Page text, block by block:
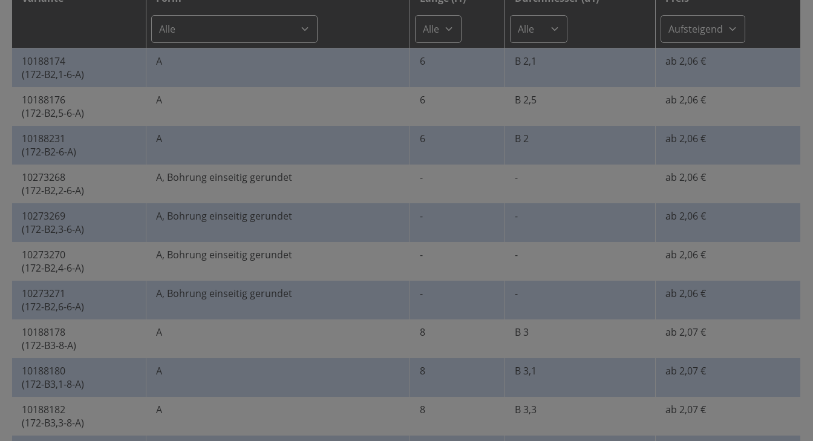
10188174
(172-B2,1-6-A)
A 6 B 2,1 ab 2,06 €
10188176
(172-B2,5-6-A)
A 6 B 2,5 ab 2,06 €
10188231
(172-B2-6-A)
A 6 B 2 ab 2,06 €
10273268
(172-B2,2-6-A)
A, Bohrung einseitig gerundet - - ab 2,06 €
10273269
(172-B2,3-6-A)
A, Bohrung einseitig gerundet - - ab 2,06 €
10273270
(172-B2,4-6-A)
A, Bohrung einseitig gerundet - - ab 2,06 €
10273271
(172-B2,6-6-A)
A, Bohrung einseitig gerundet - - ab 2,06 €
10188178
(172-B3-8-A)
A 8 B 3 ab 2,07 €
10188180
(172-B3,1-8-A)
A 8 B 3,1 ab 2,07 €
10188182
(172-B3,3-8-A)
A 8 B 3,3 ab 2,07 €